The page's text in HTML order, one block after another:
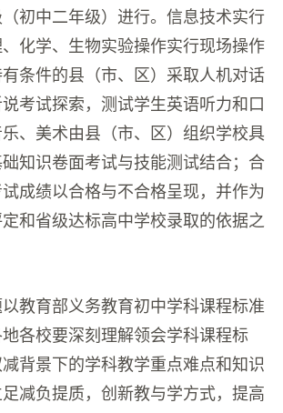
初中二年级）进行。信息技术实行
化学、生物实验操作实行现场操作
条件的县（市、区）采取人机对话
考试探索，测试学生英语听力和口
、美术由县（市、区）组织学校具
知识卷面考试与技能测试结合；合
成绩以合格与不合格呈现，并作为
和省级达标高中学校录取的依据之
教育部义务教育初中学科课程标准
各校要深刻理解领会学科课程标
背景下的学科教学重点难点和知识
减负提质，创新教与学方式，提高